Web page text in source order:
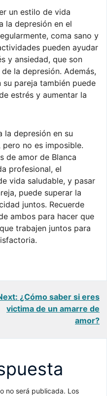
un estilo de vida
la depresión en el
coma sano y
pueden ayudar
y ansiedad, que son
la depresión. Además,
pareja también puede
estrés y aumentar la
la depresión en su
no es imposible.
de amor de Blanca
profesional, el
vida saludable, y pasar
puede superar la
juntos. Recuerde
ambos para hacer que
trabajen juntos para
¿Cómo saber si eres
victima de un amarre de
amor?
no será publicada. Los